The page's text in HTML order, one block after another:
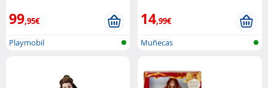
99,95€
Playmobil
14,99€
Muñecas